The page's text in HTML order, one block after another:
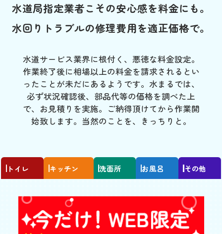
水道局指定業者こその安心感を料金にも。
水回りトラブルの修理費用を適正価格で。
水道サービス業界に根付く、悪徳な料金設定。
作業終了後に相場以上の料金を請求されるとい
ったことが未だにあるようです。水まるでは、
必ず状況確認後、部品代等の価格を調べた上
で、お見積りを実施。ご納得頂けてから作業開
始致します。当然のことを、きっちりと。
トイレ キッチン 洗面所 お風呂 その他